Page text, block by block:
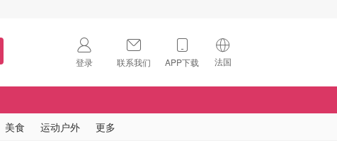
登录 联系我们 APP下载 法国
🇺🇸
美食 运动户外 更多